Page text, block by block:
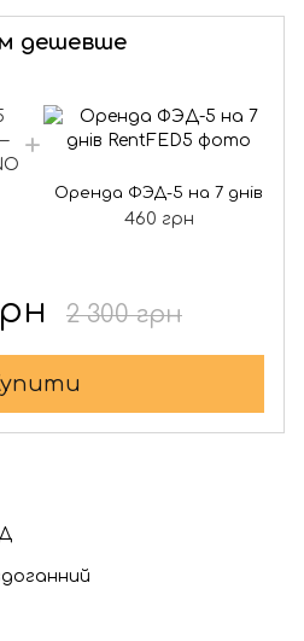
дешевше
Оренда ФЭД-5 на 7 днів
460 грн
2 300 грн